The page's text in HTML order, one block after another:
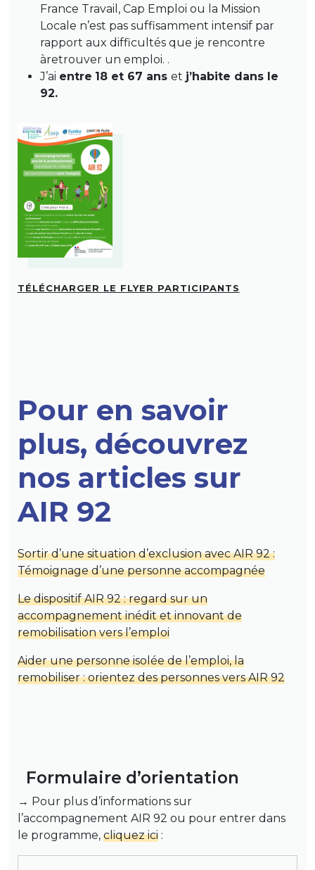
France Travail, Cap Emploi ou la Mission
Locale n’est pas suffisamment intensif par
rapport aux difficultés que je rencontre
àretrouver un emploi. .
J’ai entre 18 et 67 ans et j’habite dans le
92.
TÉLÉCHARGER LE FLYER PARTICIPANTS
Pour en savoir
plus, découvrez
nos articles sur
AIR 92
Sortir d’une situation d’exclusion avec AIR 92 :
Témoignage d’une personne accompagnée
Le dispositif AIR 92 : regard sur un
accompagnement inédit et innovant de
remobilisation vers l’emploi
Aider une personne isolée de l’emploi, la
remobiliser : orientez des personnes vers AIR 92
Formulaire d’orientation
→ Pour plus d’informations sur
l’accompagnement AIR 92 ou pour entrer dans
le programme, cliquez ici: